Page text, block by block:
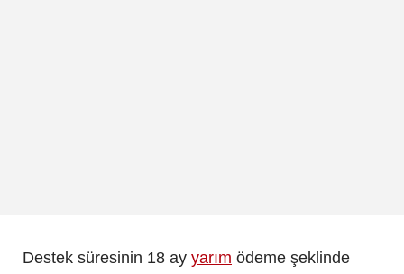
Destek süresinin 18 ay yarım ödeme şeklinde